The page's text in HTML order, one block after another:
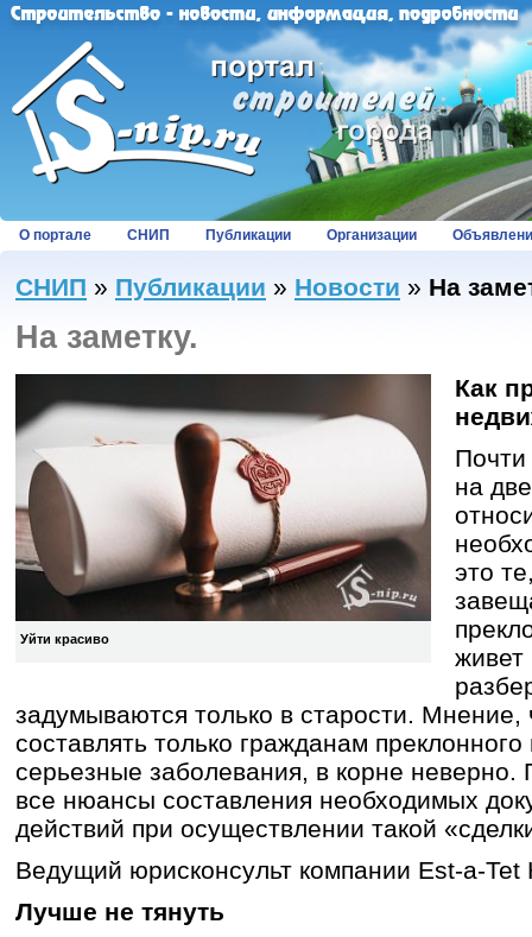
О портале СНИП Публикации Организации
СНИП » Публикации » Новости » На
На заметку.
Уйти красиво
Как
Почти
на
это
живет
задумываются только в старости. Мнение,
составлять только гражданам
серьезные заболевания, в корне неверно.
все нюансы составления необходимых
действий при осуществлении такой
Ведущий юрисконсульт компании Est-a-
Лучше не тянуть